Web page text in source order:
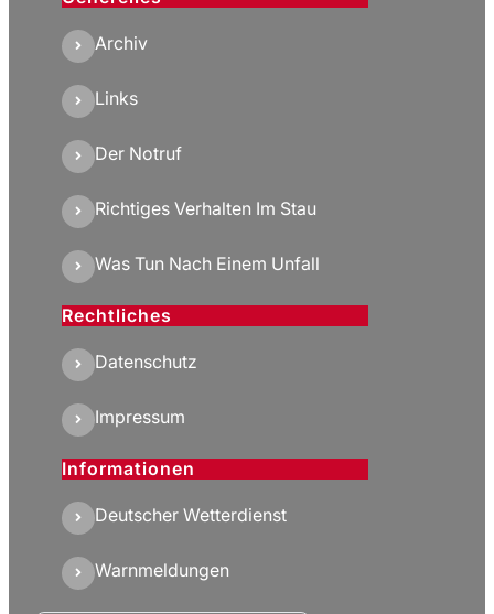
Archiv
Links
Der Notruf
Richtiges Verhalten Im Stau
Was Tun Nach Einem Unfall
Rechtliches
Datenschutz
Impressum
Informationen
Deutscher Wetterdienst
Warnmeldungen